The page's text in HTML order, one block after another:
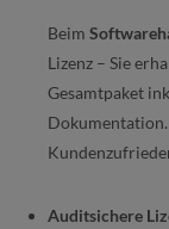
Beim
Lizenz – Sie
Gesamtpaket
Auditsichere